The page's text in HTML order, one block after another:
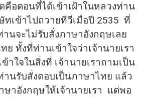
อตอนที่ได้เข้าเฝ้าในหลวงท่าน
เข้าไปถวายทีวีเมื่อปี 2535 ที่
นจะไม่รับสั่งภาษาอังกฤษเลย
ย ทั้งที่ท่านเข้าใจว่าเจ้านายเรา
ใจในสิ่งที่ เจ้านายเราถามเป็น
นรับสั่งตอบเป็นภาษาไทย แล้ว
ษาอังกฤษให้เจ้านายเรา แต่พอ